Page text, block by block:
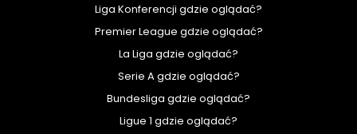
Liga Konferencji gdzie oglądać?
Premier League gdzie oglądać?
La Liga gdzie oglądać?
Serie A gdzie oglądać?
Bundesliga gdzie oglądać?
Ligue 1 gdzie oglądać?